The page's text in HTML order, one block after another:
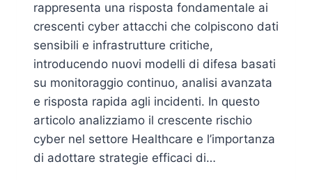
rappresenta una risposta fondamentale ai
crescenti cyber attacchi che colpiscono dati
sensibili e infrastrutture critiche,
introducendo nuovi modelli di difesa basati
su monitoraggio continuo, analisi avanzata
e risposta rapida agli incidenti. In questo
articolo analizziamo il crescente rischio
cyber nel settore Healthcare e l’importanza
di adottare strategie efficaci di…